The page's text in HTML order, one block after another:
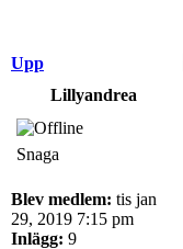
Upp
Lillyandrea
Snaga
Blev medlem: tis jan
29, 2019 7:15 pm
Inlägg: 9